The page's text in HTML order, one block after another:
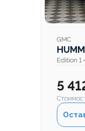
GMC
Edition 1
5